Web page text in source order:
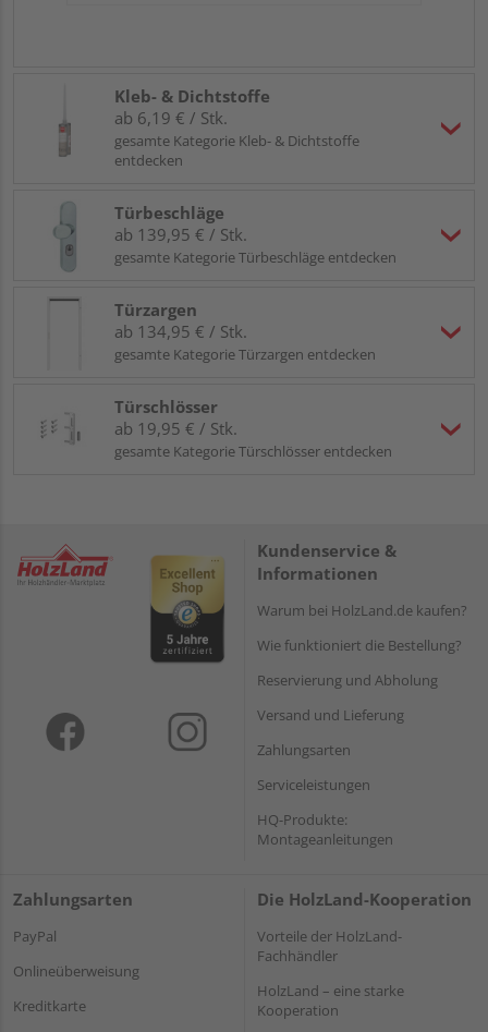
Kleb- & Dichtstoffe
ab 6,19 € / Stk.
gesamte Kategorie Kleb- & Dichtstoffe
entdecken
Türbeschläge
ab 139,95 € / Stk.
gesamte Kategorie Türbeschläge entdecken
Türzargen
ab 134,95 € / Stk.
gesamte Kategorie Türzargen entdecken
Türschlösser
ab 19,95 € / Stk.
gesamte Kategorie Türschlösser entdecken
Kundenservice &
Informationen
Warum bei HolzLand.de kaufen?
Wie funktioniert die Bestellung?
Reservierung und Abholung
Versand und Lieferung
Zahlungsarten
Serviceleistungen
HQ-Produkte:
Montageanleitungen
Zahlungsarten
PayPal
Onlineüberweisung
Kreditkarte
Die HolzLand-Kooperation
Vorteile der HolzLand-
Fachhändler
HolzLand – eine starke
Kooperation